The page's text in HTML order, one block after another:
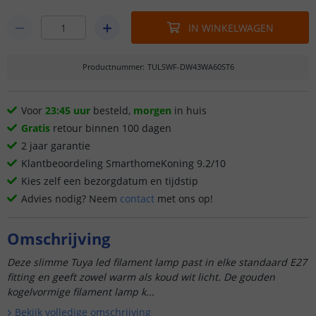
IN WINKELWAGEN
Productnummer: TULSWF-DW43WA60ST6
Voor 23:45 uur besteld, morgen in huis
Gratis retour binnen 100 dagen
2 jaar garantie
Klantbeoordeling SmarthomeKoning 9.2/10
Kies zelf een bezorgdatum en tijdstip
Advies nodig? Neem contact met ons op!
Omschrijving
Deze slimme Tuya led filament lamp past in elke standaard E27
fitting en geeft zowel warm als koud wit licht. De gouden
kogelvormige filament lamp k...
Bekijk volledige omschrijving